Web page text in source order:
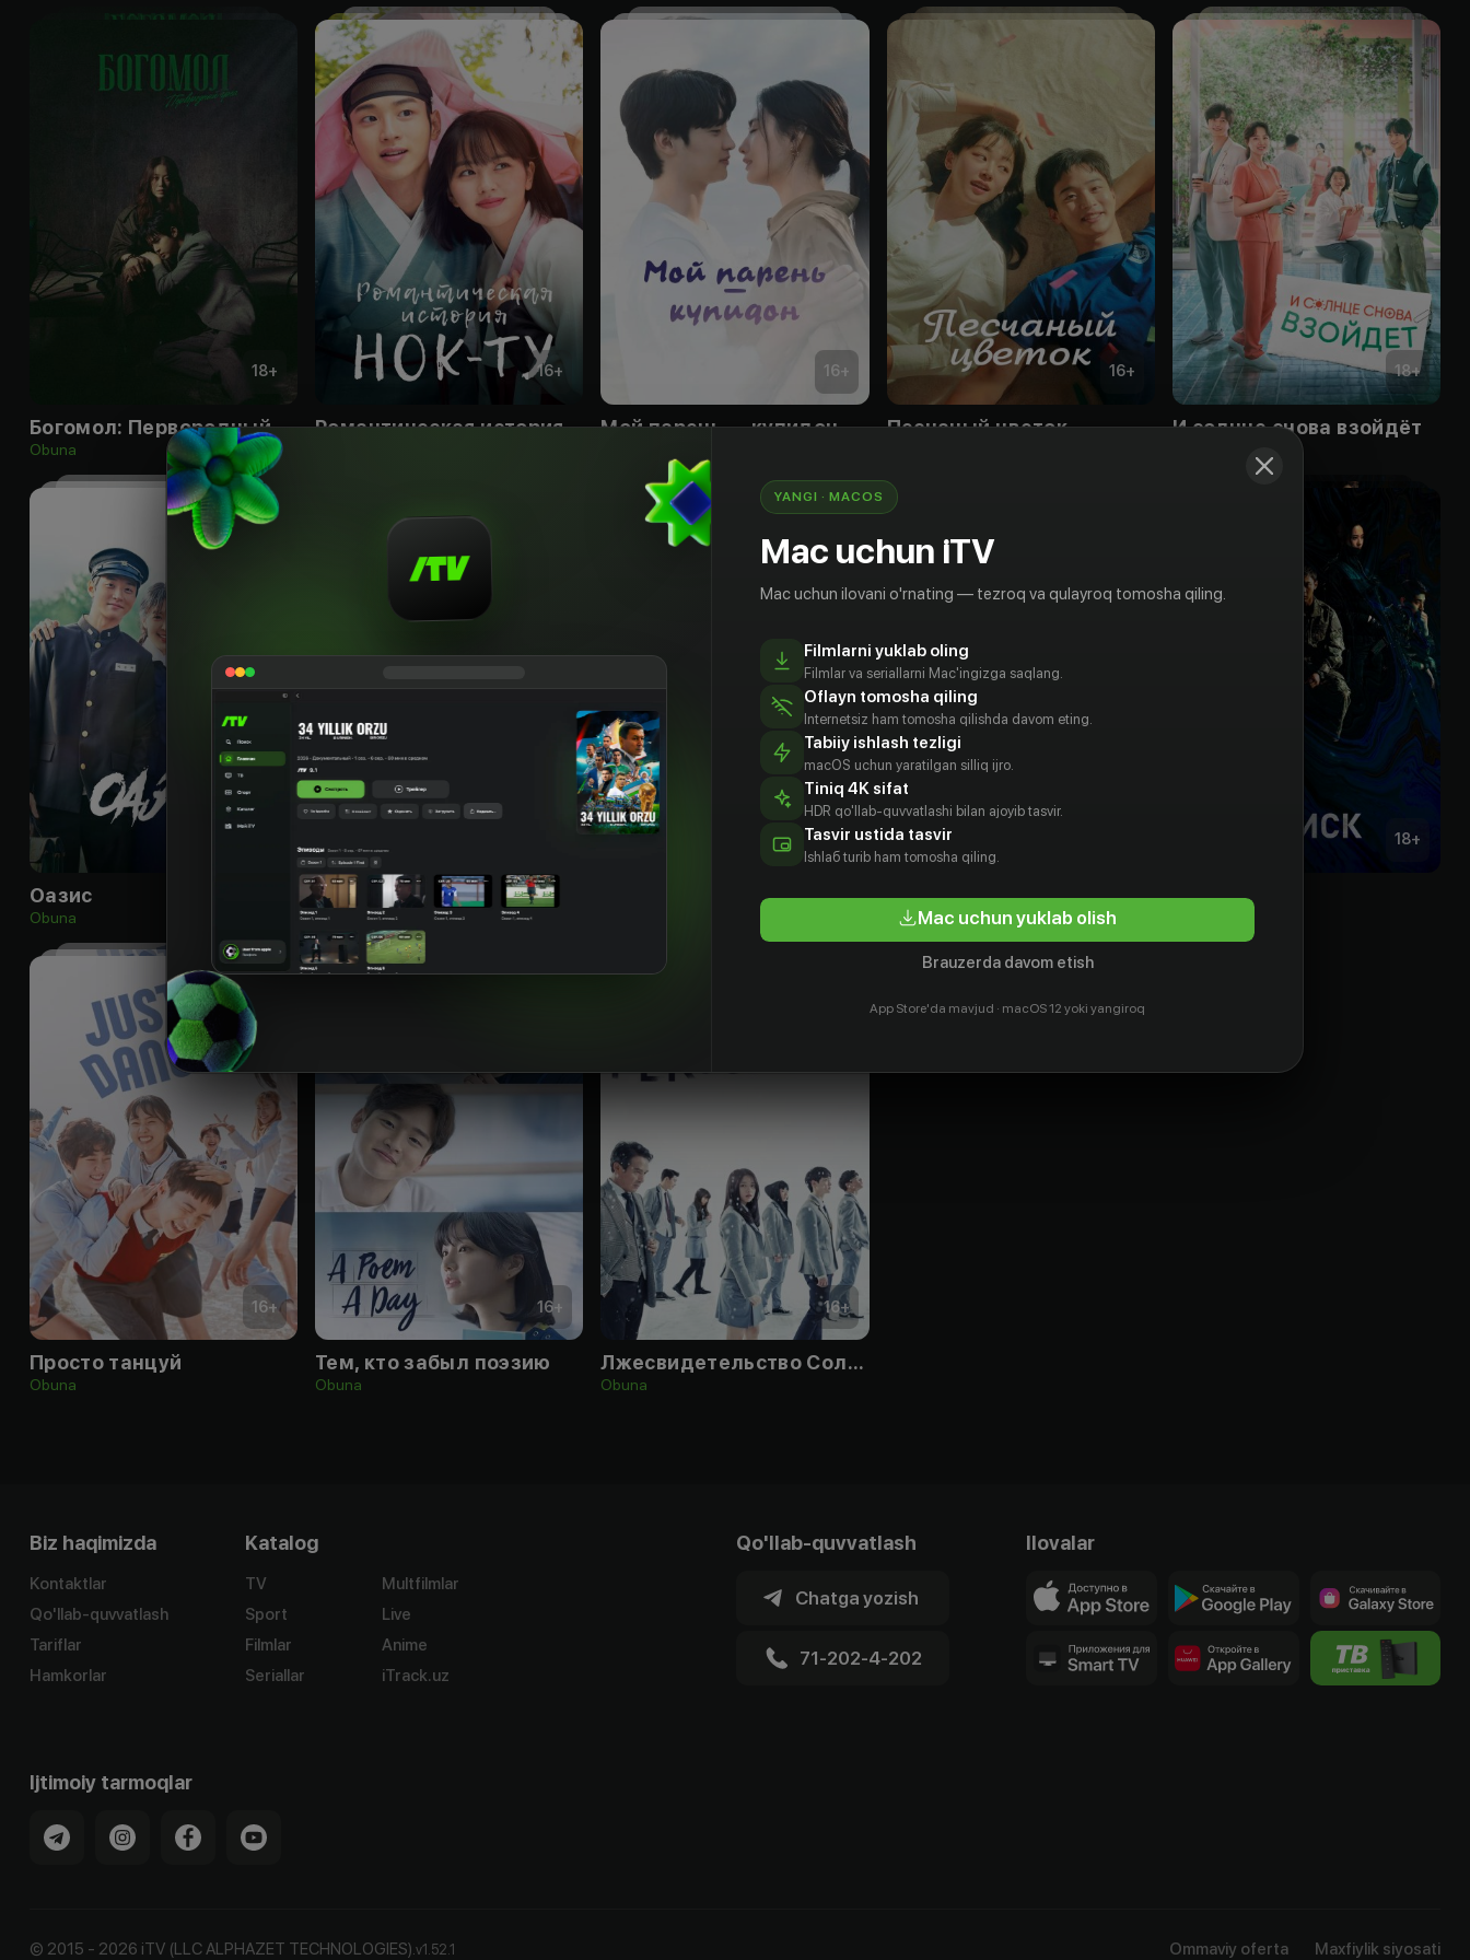
18+
Богомол: Первородный грех
Obuna
16+
Романтическая история Нок-ту
16+
Мой парень — купидон
16+
Песчаный цветок
18+
И солнце снова взойдёт
Оазис
Obuna
Король пустыни
Obuna
18+
Корабль в Пусан Чосонский экзорцист
Obuna
18+
Поиск
16+
Просто танцуй
Obuna
16+
Тем, кто забыл поэзию
Obuna
16+
Лжесвидетельство Соломона
Obuna
Biz haqimizda
Kontaktlar
Qo'llab-quvvatlash
Tariflar
Hamkorlar
Katalog
TV
Sport
Filmlar
Seriallar
Multfilmlar
Live
Anime
iTrack.uz
Qo'llab-quvvatlash
Chatga yozish
71-202-4-202
Ilovalar
Ijtimoiy tarmoqlar
© 2015 - 2026 iTV (LLC ALPHAZET TECHNOLOGIES).v1.52.1 Ommaviy oferta Maxfiylik siyosati
YANGI · MACOS
Mac uchun iTV
Mac uchun ilovani o'rnating — tezroq va qulayroq tomosha qiling.
Filmlarni yuklab oling
Filmlar va seriallarni Mac'ingizga saqlang.
Oflayn tomosha qiling
Internetsiz ham tomosha qilishda davom eting.
Tabiiy ishlash tezligi
macOS uchun yaratilgan silliq ijro.
Tiniq 4K sifat
HDR qo'llab-quvvatlashi bilan ajoyib tasvir.
Tasvir ustida tasvir
Ishlаб turib ham tomosha qiling.
Mac uchun yuklab olish
Brauzerda davom etish
App Store'da mavjud · macOS 12 yoki yangiroq